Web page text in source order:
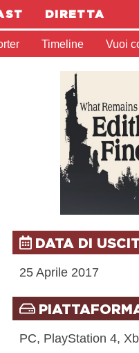
DIRETTA
Timeline Vuoi
DATA DI
25 Aprile 2017
PC, PlayStation 4,